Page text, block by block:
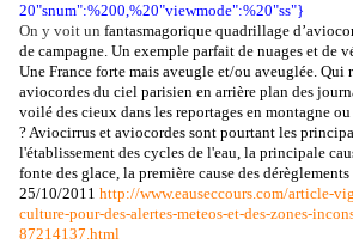
20"snum":%200,%20"viewmode":%20"ss"}
On y voit un fantasmagorique quadrillage
de campagne. Un exemple parfait de nuages et de
Une France forte mais aveugle et/ou aveuglée. Qui
aviocordes du ciel parisien en arrière plan des
voilé des cieux dans les reportages en montagne
? Aviocirrus et aviocordes sont pourtant les
l'établissement des cycles de l'eau, la principale
fonte des glace, la première cause des
25/10/2011 http://www.eauseccours.com/article-
culture-pour-des-alertes-meteos-et-des-zones-
87214137.html